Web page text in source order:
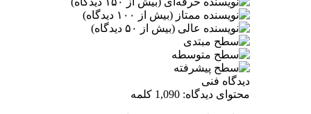
دیدگاه فنی
محتوای دیدگاه: 1,090 کلمه